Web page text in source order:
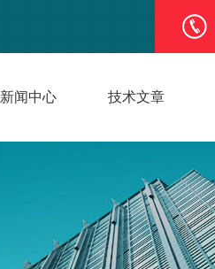
新闻中心 技术文章